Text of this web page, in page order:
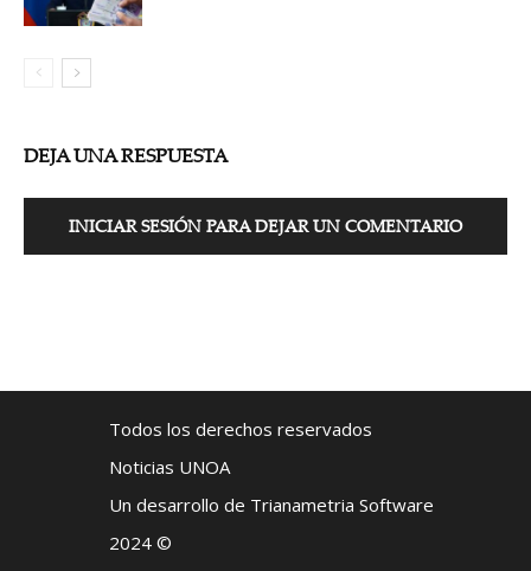
DEJA UNA RESPUESTA
INICIAR SESIÓN PARA DEJAR UN COMENTARIO
Todos los derechos reservados
Noticias UNOA
Un desarrollo de Trianametria Software
2024 ©